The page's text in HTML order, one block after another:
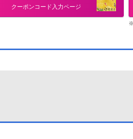
クーポンコード入力ページ